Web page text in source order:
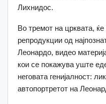
Лихнидос.
Во тремот на црквата,
репродукции од
Леонардо, видео
кои се покажува уште
неговата генијалност:
автопортретот на